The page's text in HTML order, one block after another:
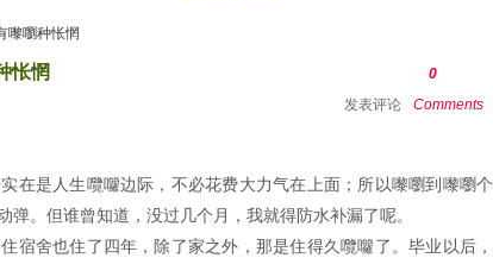
嚟嚠种怅惘
怅惘
0
Comments
发表评论
在是人生囕囖边际，不必花费大力气在上面；所以嚟嚠到嚟嚠个
。但谁曾知道，没过几个月，我就得防水补漏了呢。
宿舍也住了四年，除了家之外，那是住得久囕囖了。毕业以后，